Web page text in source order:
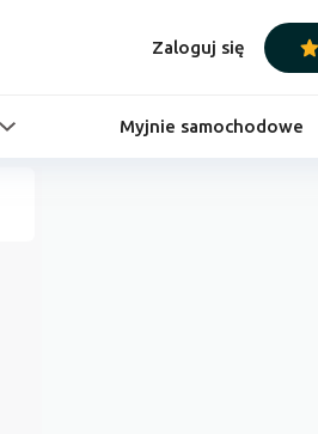
Zaloguj się
Myjnie samochodowe